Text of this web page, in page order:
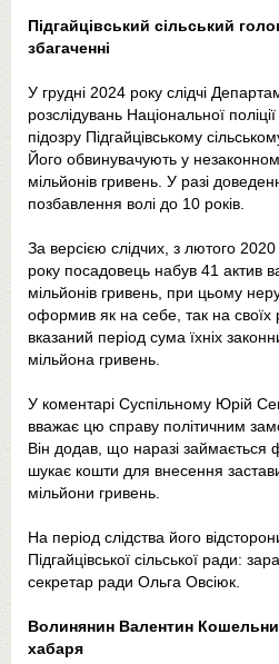
Підгайцівський сільський
збагаченні
У грудні 2024 року слідчі
розслідувань Національної
підозру Підгайцівському
Його обвинувачують у
мільйонів гривень. У разі
позбавлення волі до 10 років.
За версією слідчих, з лютого
року посадовець набув 41 актив
мільйонів гривень, при цьому
оформив як на себе, так на своїх
вказаний період сума їхніх
мільйона гривень.
У коментарі Суспільному Юрій
вважає цю справу політичним
Він додав, що наразі
шукає кошти для внесення
мільйони гривень.
На період слідства його
Підгайцівської сільської ради:
секретар ради Ольга Овсіюк.
Волинянин Валентин
хабаря